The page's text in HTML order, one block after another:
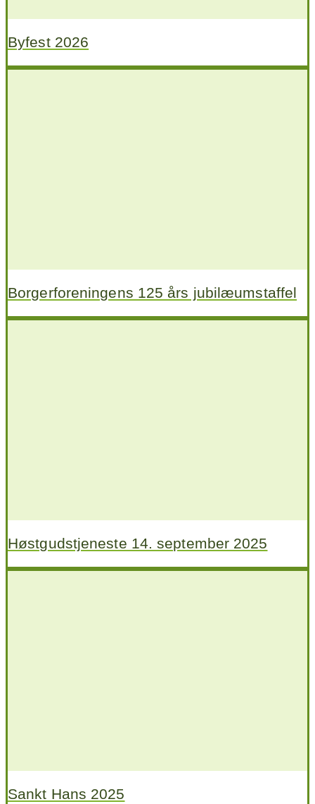
Byfest 2026
Borgerforeningens 125 års jubilæumstaffel
Høstgudstjeneste 14. september 2025
Sankt Hans 2025